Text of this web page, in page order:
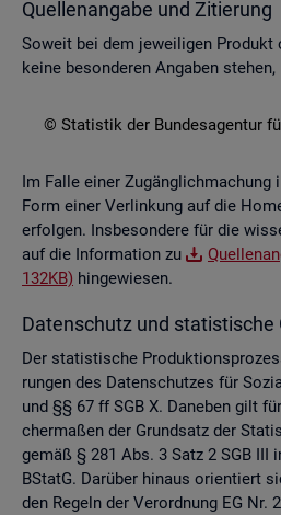
Quel­len­an­ga­be und Zi­tie­rung
So­weit bei dem je­wei­li­gen Pro­dukt
keine be­son­de­ren An­ga­ben
© Sta­tis­tik der Bun­des­agen­tur
Im Falle einer
Form einer Ver­lin­kung auf die
er­fol­gen. Ins­be­son­de­re für die
auf die In­for­ma­ti­on zu
132KB) hin­ge­wie­sen.
Da­ten­schutz und sta­tis­ti­sche
Der sta­tis­ti­sche
run­gen des Da­ten­schut­zes für
und §§ 67 ff SGB X. Da­ne­ben gilt
cher­ma­ßen der Grund­satz der
gemäß § 281 Abs. 3 Satz 2 SGB III
BStatG. Dar­über hin­aus ori­en­tiert
den Re­geln der Ver­ord­nung EG Nr.